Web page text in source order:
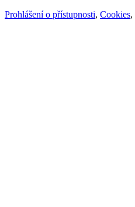
Prohlášení o přístupnosti, Cookies,